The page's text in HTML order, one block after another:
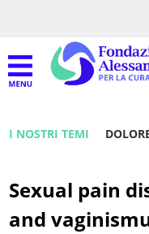
I NOSTRI TEMI
Sexual pain
and